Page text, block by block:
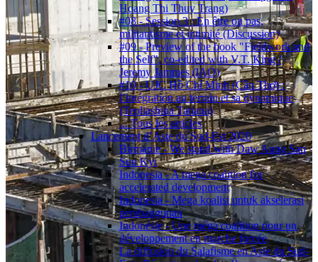
Hoang Thi Thuy Trang)
#08 - Session 3 : En être ou pas,
militantisme et intimité (Discussion)
#09 - Preview of the book "Fieldwork and
the Self", co-edited with V.T. King /
Jeremy Jammes (lAO)
#10 - UJC Hồ Chí Minh (Cần Thơ) :
l’intégration au terrain et sa dynamique
(Tepliashina Tatiana)
... Tous les articles
Lancement d’Asie du Sud-Est 2020
Birmanie - We stand with Daw Aung San
Suu Kyi
Indonesia - A mega coalition for
accelerated development
Indonesia - Mega koalisi untuk akselerasi
pembangunan
Indonésie - Une méga coalition pour un
développement en marche forcée
La diffusion du Salafisme en Asie du Sud-